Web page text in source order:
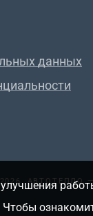
данных
АВТОТЕПЛО